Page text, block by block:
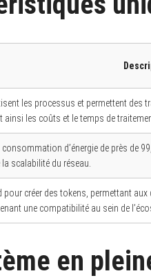
les processus et permettent des
ainsi les coûts et le temps de
consommation d’énergie de près de
scalabilité du réseau.
pour créer des tokens, permettant
une compatibilité au sein de
en